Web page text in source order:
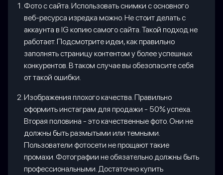
Фото с сайта. Использовать снимки с основного
веб-ресурса изредка можно. Не стоит делать с
аккаунта в IG копию самого сайта. Такой подход не
работает. Подсмотрите идеи, как правильно
заполнять страницу контентом у более успешных
конкурентов. В таком случае вы обезопасите себя
от такой ошибки.
Изображения плохого качества. Правильно
оформить инстаграм для продажи - 50% успеха.
Вторая половина - это качественные фото. Они не
должны быть размытыми или темными.
Пользователи фотосети не прощают такие
промахи. Фотографии не обязательно должны быть
профессиональными. Достаточно купить